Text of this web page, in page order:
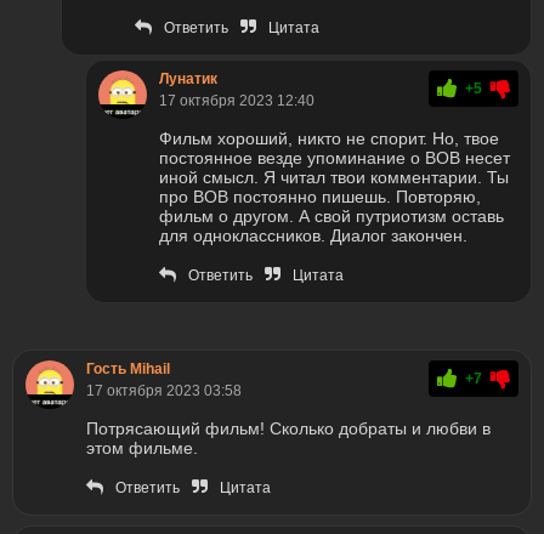
Ответить Цитата
Лунатик
17 октября 2023 12:40
+5
Фильм хороший, никто не спорит. Но, твое
постоянное везде упоминание о ВОВ несет
иной смысл. Я читал твои комментарии. Ты
про ВОВ постоянно пишешь. Повторяю,
фильм о другом. А свой путриотизм оставь
для одноклассников. Диалог закончен.
Ответить Цитата
Гость Mihail
17 октября 2023 03:58
+7
Потрясающий фильм! Сколько добраты и любви в
этом фильме.
Ответить Цитата